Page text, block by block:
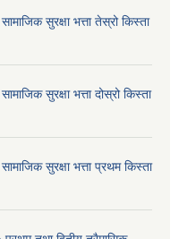
सुरक्षा भत्ता तेस्रो किस्ता
सुरक्षा भत्ता दोस्रो किस्ता
सुरक्षा भत्ता प्रथम किस्ता